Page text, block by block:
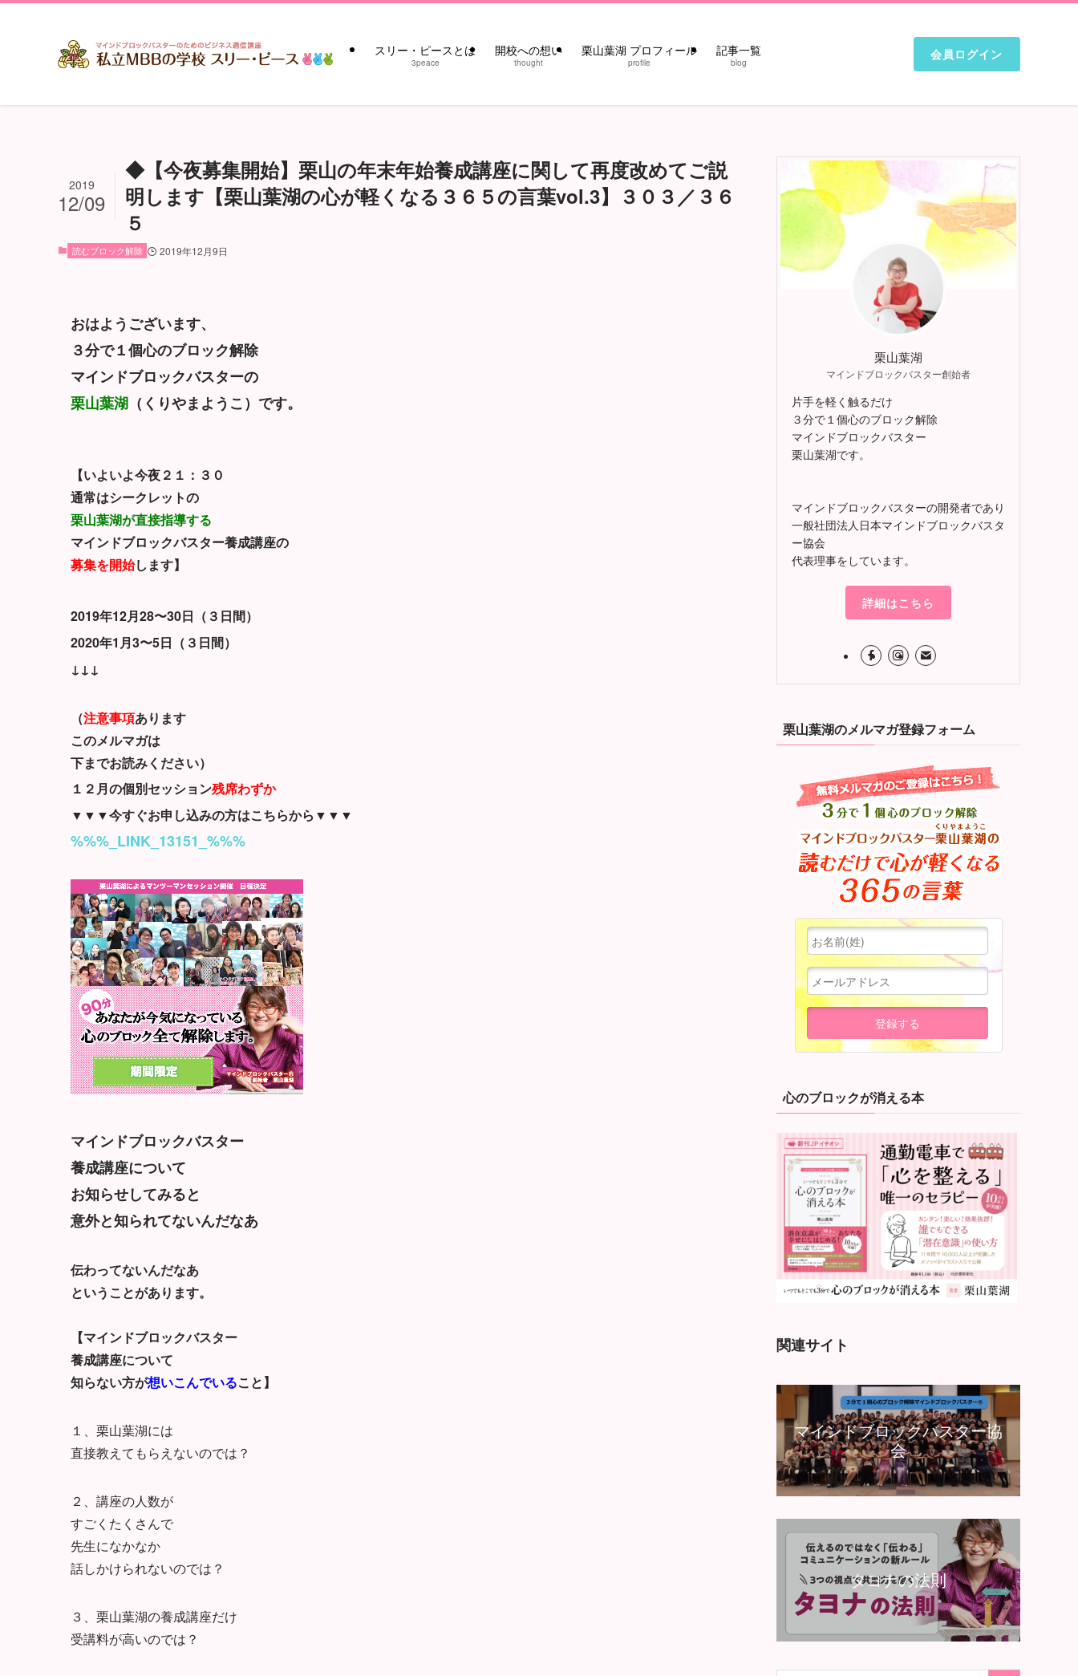
スリー・ピースとは
3peace
開校への想い
thought
栗山葉湖 プロフィール
profile
記事一覧
blog
会員ログイン
◆【今夜募集開始】栗山の年末年始養成講座に関して再度改めてご説
明します【栗山葉湖の心が軽くなる３６５の言葉vol.3】３０３／３６
５
2019
12/09
読むブロック解除 2019年12月9日
おはようございます、
３分で１個心のブロック解除
マインドブロックバスターの
栗山葉湖 （くりやまようこ）です。
【いよいよ今夜２１：３０
通常はシークレットの
栗山葉湖が直接指導する
マインドブロックバスター養成講座の
募集を開始します】
2019年12月28〜30日（３日間）
2020年1月3〜5日（３日間）
↓↓↓
（注意事項あります
このメルマガは
下までお読みください）
１２月の個別セッション残席わずか
▼▼▼今すぐお申し込みの方はこちらから▼▼▼
%%%_LINK_13151_%%%
マインドブロックバスター
養成講座について
お知らせしてみると
意外と知られてないんだなあ
伝わってないんだなあ
ということがあります。
【マインドブロックバスター
養成講座について
知らない方が想いこんでいること】
１、栗山葉湖には
直接教えてもらえないのでは？
２、講座の人数が
すごくたくさんで
先生になかなか
話しかけられないのでは？
３、栗山葉湖の養成講座だけ
受講料が高いのでは？
栗山葉湖
マインドブロックバスター創始者
片手を軽く触るだけ
３分で１個心のブロック解除
マインドブロックバスター
栗山葉湖です。
マインドブロックバスターの開発者であり
一般社団法人日本マインドブロックバスタ
ー協会
代表理事をしています。
詳細はこちら
栗山葉湖のメルマガ登録フォーム
心のブロックが消える本
関連サイト
マインドブロックバスター協
会
タヨナの法則